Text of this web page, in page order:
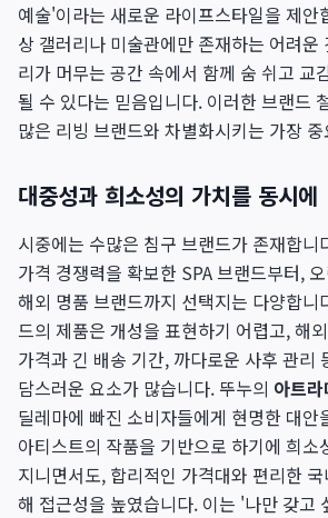
예술'이라는 새로운 라이프스타일을 제안
상 갤러리나 미술관에만 존재하는 어려운
리가 머무는 공간 속에서 함께 숨 쉬고 교
될 수 있다는 믿음입니다. 이러한 브랜드
많은 리빙 브랜드와 차별화시키는 가장
대중성과 희소성의 가치를 동시에
시중에는 수많은 침구 브랜드가 존재합니
가격 경쟁력을 확보한 SPA 브랜드부터,
해외 명품 브랜드까지 선택지는 다양합니
드의 제품은 개성을 표현하기 어렵고, 해
가격과 긴 배송 기간, 까다로운 사후 관리
담스러운 요소가 많습니다. 뚜누의 아트
딜레마에 빠진 소비자들에게 현명한 대안
아티스트의 작품을 기반으로 하기에 희소
지니면서도, 합리적인 가격대와 편리한
해 접근성을 높였습니다. 이는 '나만 갖고